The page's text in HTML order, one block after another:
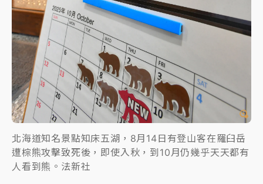
北海道知名景點知床五湖，8月14日有登山客在羅臼岳
遭棕熊攻擊致死後，即使入秋，到10月仍幾乎天天都有
人看到熊。法新社